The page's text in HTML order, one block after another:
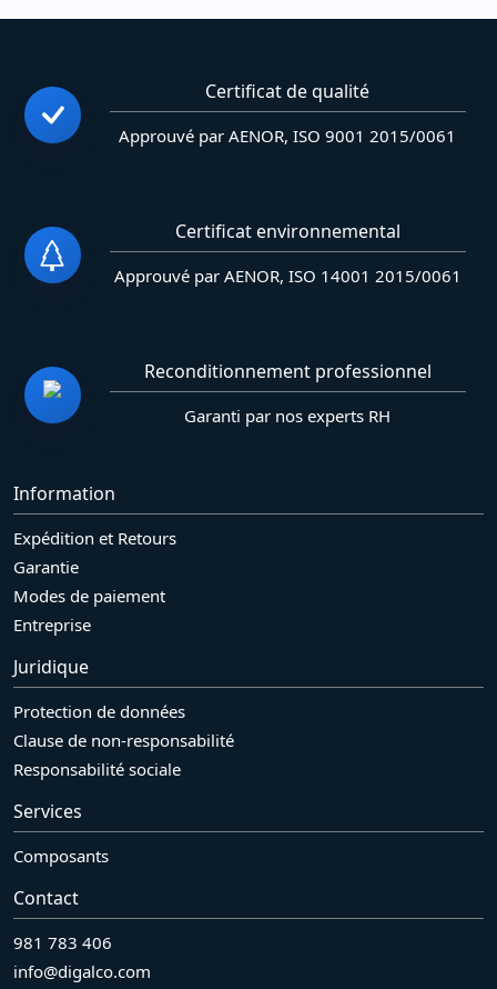
Certificat de qualité
Approuvé par AENOR, ISO 9001 2015/0061
Certificat environnemental
Approuvé par AENOR, ISO 14001 2015/0061
Reconditionnement professionnel
Garanti par nos experts RH
Information
Expédition et Retours
Garantie
Modes de paiement
Entreprise
Juridique
Protection de données
Clause de non-responsabilité
Responsabilité sociale
Services
Composants
Contact
981 783 406
info@digalco.com